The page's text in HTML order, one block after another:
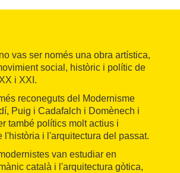
vas ser només una obra artística,
social, històric i polític de
i XXI.
reconeguts del Modernisme
Puig i Cadafalch i Domènech i
també polítics molt actius i
l'història i l'arquitectura del passat.
van estudiar en
català i l'arquitectura gòtica,